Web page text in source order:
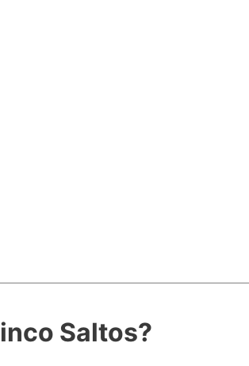
Saltos?